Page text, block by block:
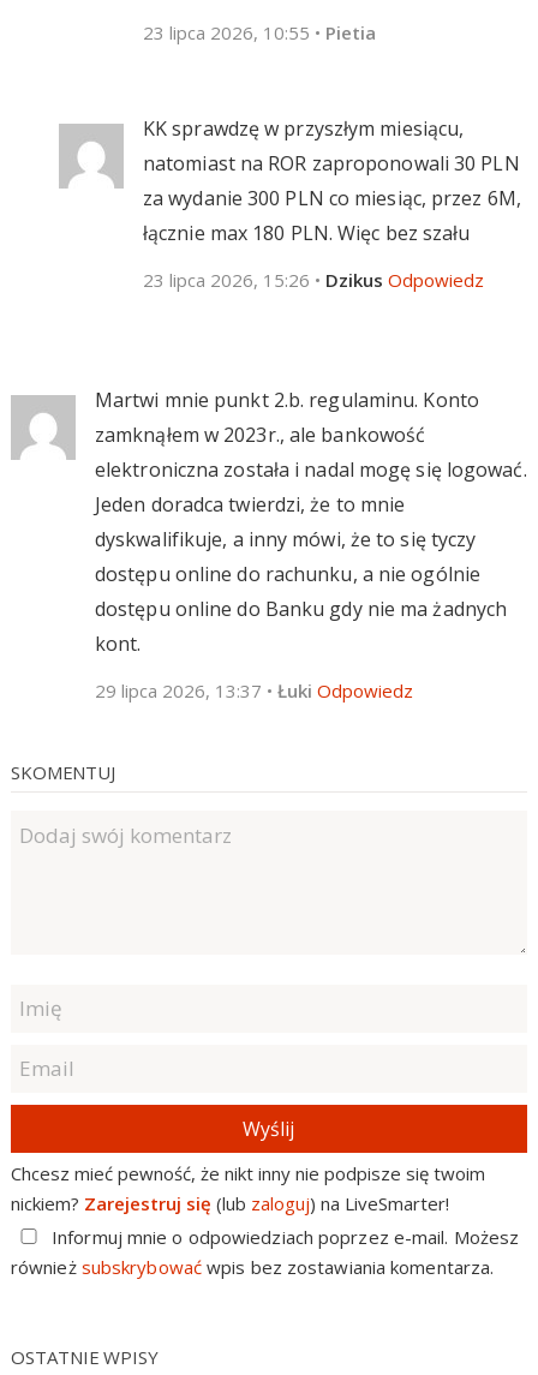
23 lipca 2026, 10:55 • Pietia
KK sprawdzę w przyszłym miesiącu,
natomiast na ROR zaproponowali 30 PLN
za wydanie 300 PLN co miesiąc, przez 6M,
łącznie max 180 PLN. Więc bez szału
23 lipca 2026, 15:26 • Dzikus Odpowiedz
Martwi mnie punkt 2.b. regulaminu. Konto
zamknąłem w 2023r., ale bankowość
elektroniczna została i nadal mogę się logować.
Jeden doradca twierdzi, że to mnie
dyskwalifikuje, a inny mówi, że to się tyczy
dostępu online do rachunku, a nie ogólnie
dostępu online do Banku gdy nie ma żadnych
kont.
29 lipca 2026, 13:37 • Łuki Odpowiedz
SKOMENTUJ
Wyślij
Chcesz mieć pewność, że nikt inny nie podpisze się twoim
nickiem? Zarejestruj się (lub zaloguj) na LiveSmarter!
Informuj mnie o odpowiedziach poprzez e-mail. Możesz
również subskrybowaćwpis bez zostawiania komentarza.
OSTATNIE WPISY